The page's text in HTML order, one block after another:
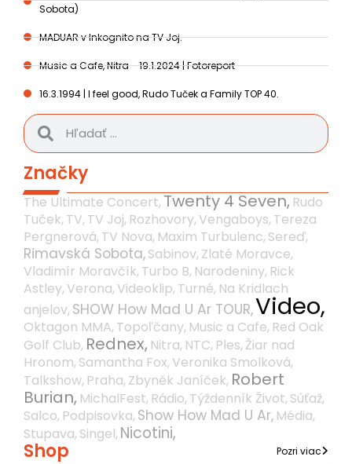
Sobota)
MADUAR v Inkognito na TV Joj.
Music a Cafe, Nitra - 19.1.2024 | Fotoreport
16.3.1994 | I feel good, Rudo Tuček a Family TOP 40.
Značky
The Ultimate Concert,Twenty 4 Seven, Rudo
Tuček, TV, TV Joj, Rozhovory, Vengaboys, Tereza
Pergnerová, TV Nova, Maxim Turbulenc, Sereď,
Rimavská Sobota,Sabinov, Zlaté Moravce,
Vladimír Moravčík, Turbo B, Narodeniny, Rick
Astley, Verona, Videoklip, Turné, Na Kridlach
anjelov, SHOW How Mad U Ar TOUR,Video,
Oktagon MMA, Topoľčany, Music a Cafe, Red Oak
Golf Club, Rednex, Nitra, NTC, Ples, Žiar nad
Hronom, Samantha Fox, Veronika Smolková,
Talkshow, Praha, Zbyněk Janíček, Robert
Burian, MichalFest, Rádio, Týždenník Život, Súťaž,
Salco, Podpisovka, Show How Mad U Ar, Média,
Stupava, Singel, Nicotini,
Shop Pozri viac